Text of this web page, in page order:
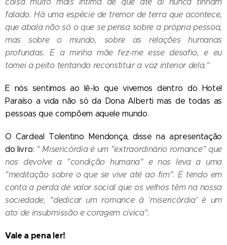
coisa muito mais íntima de que até aí nunca tinham
falado. Há uma espécie de tremor de terra que acontece,
que abala não só o que se pensa sobre a própria pessoa,
mas sobre o mundo, sobre as relações humanas
profundas. E a minha mãe fez-me esse desafio, e eu
tomei a peito tentando reconstituir a voz interior dela."
E nós sentimos ao lê-lo que vivemos dentro do Hotel
Paraíso a vida não só da Dona Alberti mas de todas as
pessoas que compõem aquele mundo.
O Cardeal Tolentino Mendonça, disse na apresentação
do livro: " Misericórdia é um "extraordinário romance" que
nos devolve a "condição humana" e nos leva a uma
"meditação sobre o que se vive até ao fim". E tendo em
conta a perda de valor social que os velhos têm na nossa
sociedade, "dedicar um romance à 'misericórdia' é um
ato de insubmissão e coragem cívica".
Vale a pena ler!